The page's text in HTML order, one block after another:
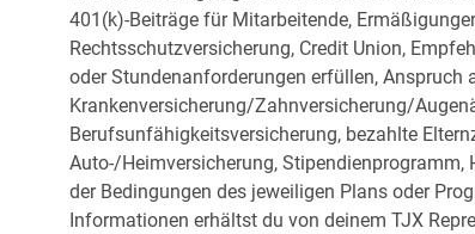
401(k)-Beiträge für Mitarbeitende,
Rechtsschutzversicherung, Credit Union,
oder Stundenanforderungen erfüllen, Anspruch
Krankenversicherung/Zahnversicherung/
Berufsunfähigkeitsversicherung, bezahlte
Auto-/Heimversicherung,
der Bedingungen des jeweiligen Plans oder
Informationen erhältst du von deinem TJX